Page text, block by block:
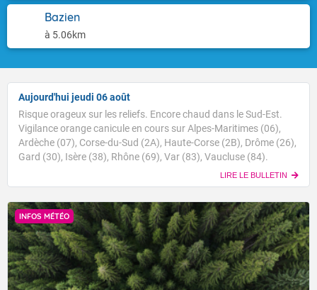
Bazien
à 5.06km
Aujourd'hui jeudi 06 août
Risque orageux sur les reliefs. Encore chaud dans le Sud-Est.
Vigilance orange canicule en cours sur Alpes-Maritimes (06),
Ardèche (07), Corse-du-Sud (2A), Haute-Corse (2B), Drôme (26),
Gard (30), Isère (38), Rhône (69), Var (83), Vaucluse (84).
LIRE LE BULLETIN
INFOS MÉTÉO